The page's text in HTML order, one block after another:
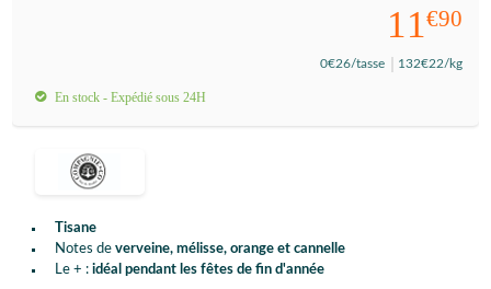
Tisane
Notes de verveine, mélisse, orange et cannelle
Le + : idéal pendant les fêtes de fin d'année
11€90
0€26/tasse 132€22/kg
En stock - Expédié sous 24H